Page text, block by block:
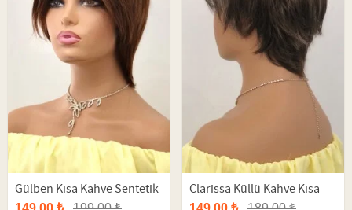
Gülben Kısa Kahve Sentetik
Peruk
Clarissa Küllü Kahve Kısa
Fiber Peruk